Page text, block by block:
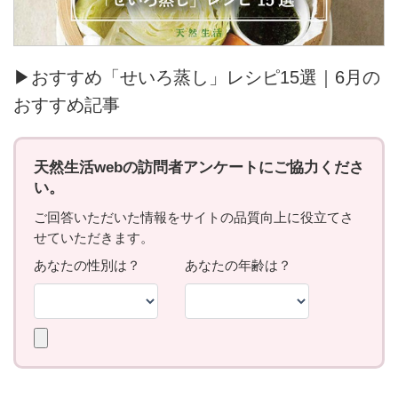
▶おすすめ「せいろ蒸し」レシピ15選｜6月の
おすすめ記事